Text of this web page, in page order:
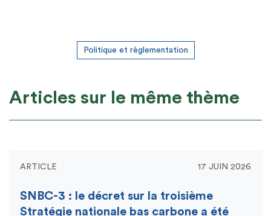
Politique et règlementation
Articles sur le même thème
ARTICLE 17 JUIN 2026
SNBC-3 : le décret sur la troisième
Stratégie nationale bas carbone a été